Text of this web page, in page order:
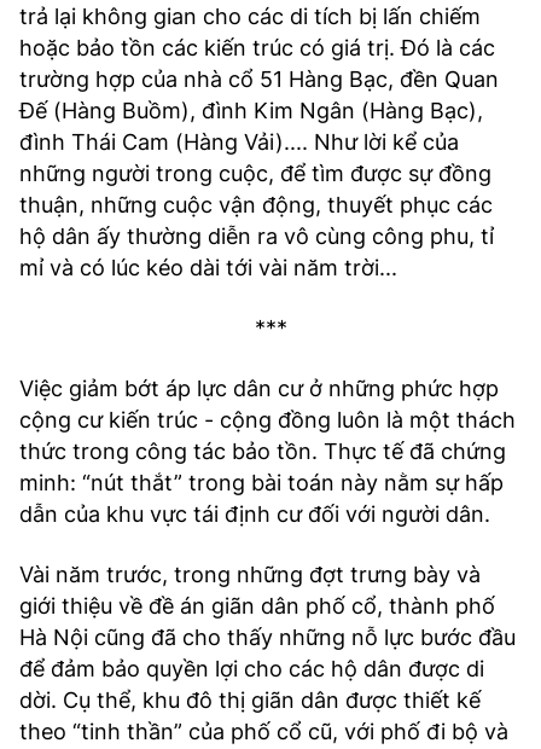
trả lại không gian cho các di tích bị lấn chiếm
hoặc bảo tồn các kiến trúc có giá trị. Đó là các
trường hợp của nhà cổ 51 Hàng Bạc, đền Quan
Đế (Hàng Buồm), đình Kim Ngân (Hàng Bạc),
đình Thái Cam (Hàng Vải).... Như lời kể của
những người trong cuộc, để tìm được sự đồng
thuận, những cuộc vận động, thuyết phục các
hộ dân ấy thường diễn ra vô cùng công phu, tỉ
mỉ và có lúc kéo dài tới vài năm trời...
***
Việc giảm bớt áp lực dân cư ở những phức hợp
cộng cư kiến trúc - cộng đồng luôn là một thách
thức trong công tác bảo tồn. Thực tế đã chứng
minh: “nút thắt” trong bài toán này nằm sự hấp
dẫn của khu vực tái định cư đối với người dân.
Vài năm trước, trong những đợt trưng bày và
giới thiệu về đề án giãn dân phố cổ, thành phố
Hà Nội cũng đã cho thấy những nỗ lực bước đầu
để đảm bảo quyền lợi cho các hộ dân được di
dời. Cụ thể, khu đô thị giãn dân được thiết kế
theo “tinh thần” của phố cổ cũ, với phố đi bộ và